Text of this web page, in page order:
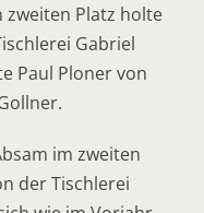
zweiten Platz holte
Gabriel
Paul Ploner von
im zweiten
der Tischlerei